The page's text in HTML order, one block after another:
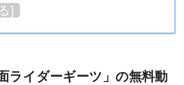
]
ライダーギーツ」の無料動